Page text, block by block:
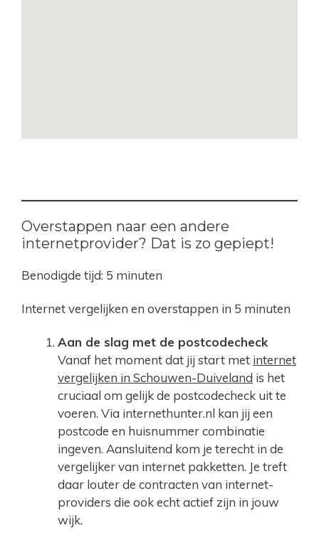
Overstappen naar een andere
internetprovider? Dat is zo gepiept!
Benodigde tijd: 5 minuten
Internet vergelijken en overstappen in 5 minuten
Aan de slag met de postcodecheck
Vanaf het moment dat jij start met internet
vergelijken in Schouwen-Duiveland is het
cruciaal om gelijk de postcodecheck uit te
voeren. Via internethunter.nl kan jij een
postcode en huisnummer combinatie
ingeven. Aansluitend kom je terecht in de
vergelijker van internet pakketten. Je treft
daar louter de contracten van internet-
providers die ook echt actief zijn in jouw
wijk.